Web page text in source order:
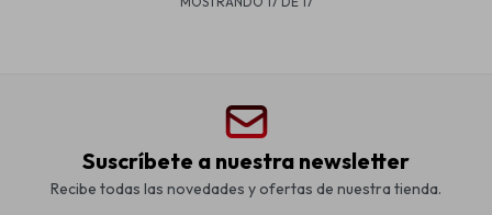
Suscríbete a nuestra newsletter
Recibe todas las novedades y ofertas de nuestra tienda.